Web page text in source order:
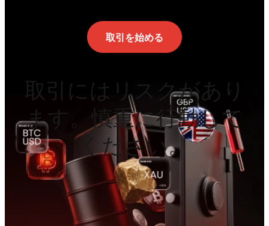
取引を始める
取引にはリスクがあり
ます。慎重に行動して
ください。